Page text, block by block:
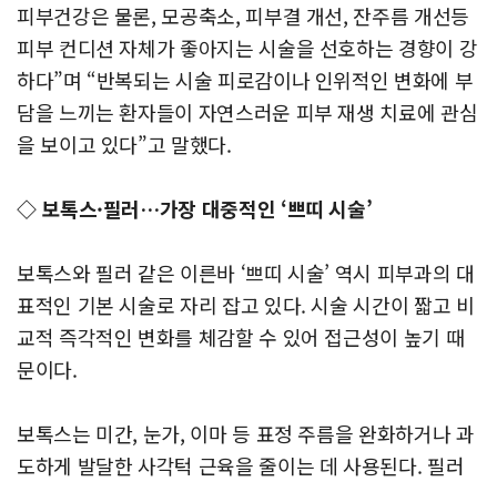
피부건강은 물론, 모공축소, 피부결 개선, 잔주름 개선등
피부 컨디션 자체가 좋아지는 시술을 선호하는 경향이 강
하다”며 “반복되는 시술 피로감이나 인위적인 변화에 부
담을 느끼는 환자들이 자연스러운 피부 재생 치료에 관심
을 보이고 있다”고 말했다.
◇ 보톡스·필러…가장 대중적인 ‘쁘띠 시술’
보톡스와 필러 같은 이른바 ‘쁘띠 시술’ 역시 피부과의 대
표적인 기본 시술로 자리 잡고 있다. 시술 시간이 짧고 비
교적 즉각적인 변화를 체감할 수 있어 접근성이 높기 때
문이다.
보톡스는 미간, 눈가, 이마 등 표정 주름을 완화하거나 과
도하게 발달한 사각턱 근육을 줄이는 데 사용된다. 필러